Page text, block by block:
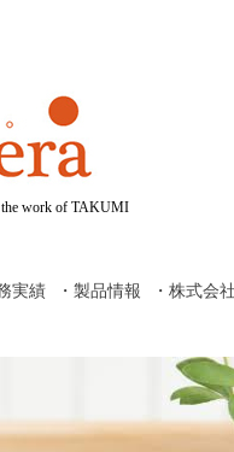
the work of TAKUMI
実績 ・製品情報 ・株式会